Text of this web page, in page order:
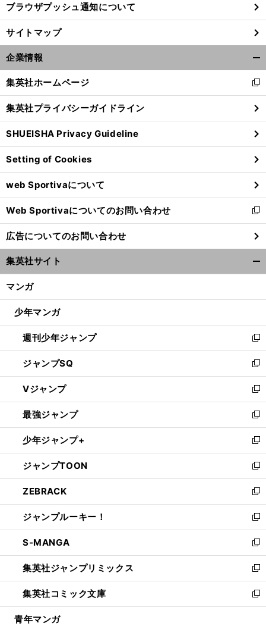
ブラウザプッシュ通知について
サイトマップ
企業情報
閉
る
集英社ホームページ
新
し
い
ウ
ィ
ン
ド
ウ
で
開
く
集英社プライバシーガイドライン
SHUEISHA Privacy Guideline
Setting of Cookies
web Sportivaについて
Web Sportivaについてのお問い合わせ
新
し
い
ウ
ィ
ン
ウ
開
く
広告についてのお問い合わせ
集英社サイト
マンガ
少年マンガ
週刊少年ジャンプ
新
し
い
ウ
ィ
ン
ド
ウ
で
開
く
ジャンプSQ
新
し
い
ウ
ィ
ン
ド
ウ
で
開
く
Vジャンプ
新
し
い
ウ
ィ
ン
ド
ウ
で
開
く
最強ジャンプ
新
し
い
ウ
ィ
ン
ド
ウ
で
開
く
少年ジャンプ+
新
し
い
ウ
ィ
ン
ド
ウ
で
開
く
ジャンプTOON
新
し
い
ウ
ィ
ン
ド
ウ
で
開
く
ZEBRACK
新
し
い
ウ
ィ
ン
ド
ウ
で
開
ジャンプルーキー！
新
し
い
ウ
ィ
ン
ド
ウ
S-MANGA
新
し
い
ウ
ィ
ン
集英社ジャンプリミックス
新
し
い
ウ
集英社コミック文庫
新
し
青年マンガ